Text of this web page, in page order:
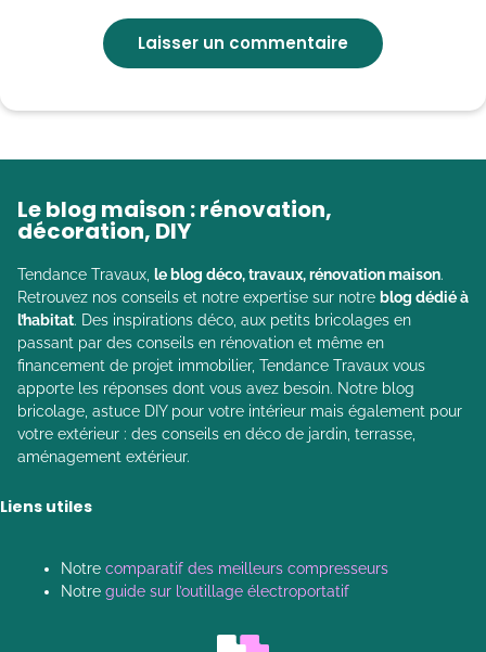
Le blog maison : rénovation,
décoration, DIY
Tendance Travaux, le blog déco, travaux, rénovation maison.
Retrouvez nos conseils et notre expertise sur notre blog dédié à
l’habitat. Des inspirations déco, aux petits bricolages en
passant par des conseils en rénovation et même en
financement de projet immobilier, Tendance Travaux vous
apporte les réponses dont vous avez besoin. Notre blog
bricolage, astuce DIY pour votre intérieur mais également pour
votre extérieur : des conseils en déco de jardin, terrasse,
aménagement extérieur.
Liens utiles
Notre comparatif des meilleurs compresseurs
Notre guide sur l’outillage électroportatif